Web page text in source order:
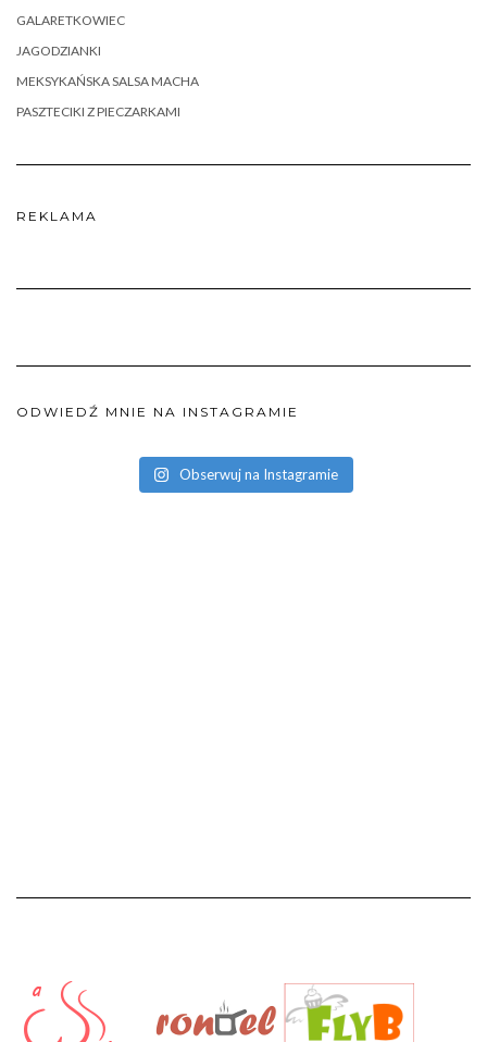
GALARETKOWIEC
JAGODZIANKI
MEKSYKAŃSKA SALSA MACHA
PASZTECIKI Z PIECZARKAMI
REKLAMA
ODWIEDŹ MNIE NA INSTAGRAMIE
Obserwuj na Instagramie